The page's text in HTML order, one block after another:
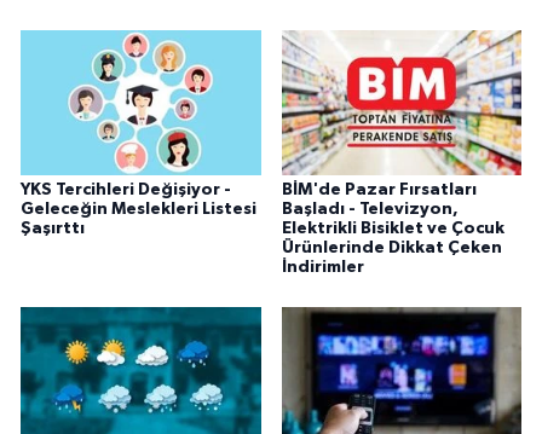
YKS Tercihleri Değişiyor -
Geleceğin Meslekleri Listesi
Şaşırttı
BİM'de Pazar Fırsatları
Başladı - Televizyon,
Elektrikli Bisiklet ve Çocuk
Ürünlerinde Dikkat Çeken
İndirimler